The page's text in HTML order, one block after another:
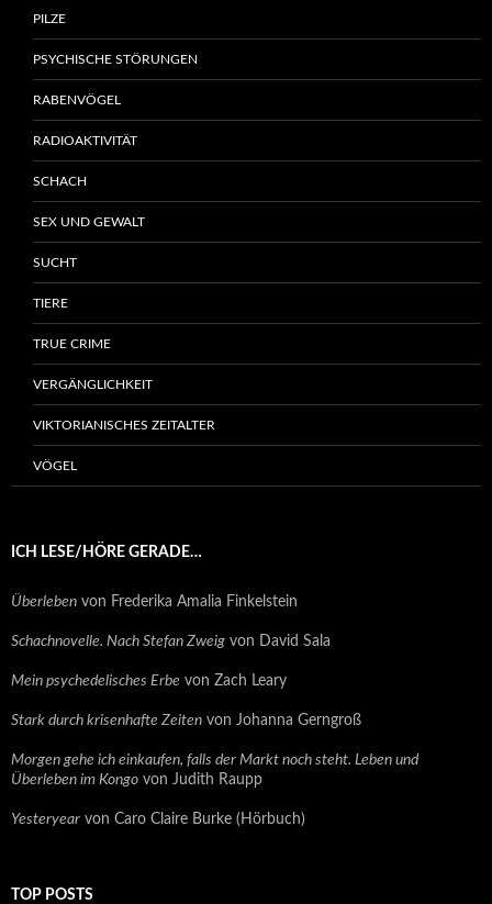
PILZE
PSYCHISCHE STÖRUNGEN
RABENVÖGEL
RADIOAKTIVITÄT
SCHACH
SEX UND GEWALT
SUCHT
TIERE
TRUE CRIME
VERGÄNGLICHKEIT
VIKTORIANISCHES ZEITALTER
VÖGEL
ICH LESE/HÖRE GERADE…
Überleben von Frederika Amalia Finkelstein
Schachnovelle. Nach Stefan Zweig von David Sala
Mein psychedelisches Erbe von Zach Leary
Stark durch krisenhafte Zeiten von Johanna Gerngroß
Morgen gehe ich einkaufen, falls der Markt noch steht. Leben und
Überleben im Kongo von Judith Raupp
Yesteryear von Caro Claire Burke (Hörbuch)
TOP POSTS